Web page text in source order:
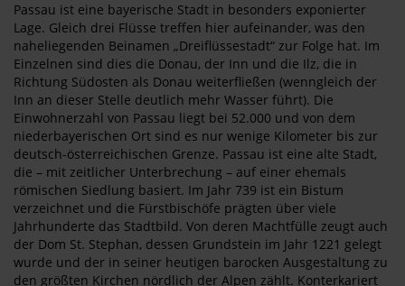
Passau ist eine bayerische Stadt in besonders exponierter
Lage. Gleich drei Flüsse treffen hier aufeinander, was den
naheliegenden Beinamen „Dreiflüssestadt“ zur Folge hat. Im
Einzelnen sind dies die Donau, der Inn und die Ilz, die in
Richtung Südosten als Donau weiterfließen (wenngleich der
Inn an dieser Stelle deutlich mehr Wasser führt). Die
Einwohnerzahl von Passau liegt bei 52.000 und von dem
niederbayerischen Ort sind es nur wenige Kilometer bis zur
deutsch-österreichischen Grenze. Passau ist eine alte Stadt,
die – mit zeitlicher Unterbrechung – auf einer ehemals
römischen Siedlung basiert. Im Jahr 739 ist ein Bistum
verzeichnet und die Fürstbischöfe prägten über viele
Jahrhunderte das Stadtbild. Von deren Machtfülle zeugt auch
der Dom St. Stephan, dessen Grundstein im Jahr 1221 gelegt
wurde und der in seiner heutigen barocken Ausgestaltung zu
den größten Kirchen nördlich der Alpen zählt. Konterkariert